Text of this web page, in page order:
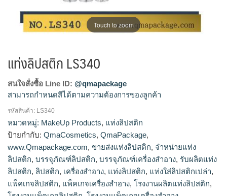
Touch to zoom
แท่งลิปสติก LS340
สนใจสั่งซื้อ Line ID: @qmapackage
สามารถกำหนดสีได้ตามความต้องการของลูกค้า
โรงงานผลิตแท่งลิปสติก,จำหน่ายแท่งลิปสติก,รับผลิตแท่ง
ลิปสติก,ขายส่งแท่งลิปสติก
รหัสสินค้า: LS340
หมวดหมู่: MakeUp Products, แท่งลิปสติก
ป้ายกำกับ: QmaCosmetics, QmaPackage,
www.Qmapackage.com, ขายส่งแท่งลิปสติก, จำหน่ายแท่ง
ลิปสติก, บรรจุภัณฑ์ลิปสติก, บรรจุภัณฑ์เครื่องสำอาง, รับผลิตแท่ง
ลิปสติก, ลิปสติก, เครื่องสำอาง, แท่งลิปสติก, แท่งใส่ลิปสติกเปล่า,
แพ็คเกจลิปสติก, แพ็คเกจเครื่องสำอาง, โรงงานผลิตแท่งลิปสติก,